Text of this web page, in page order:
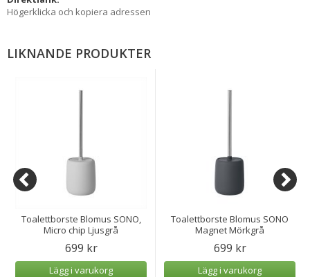
Högerklicka och kopiera adressen
LIKNANDE PRODUKTER
Toalettborste Blomus SONO,
Micro chip Ljusgrå
699 kr
Lägg i varukorg
Toalettborste Blomus SONO
Magnet Mörkgrå
699 kr
Lägg i varukorg